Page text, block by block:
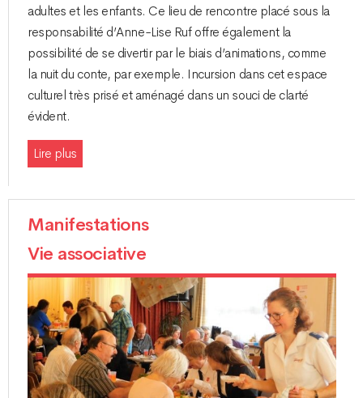
adultes et les enfants. Ce lieu de rencontre placé sous la
responsabilité d’Anne-Lise Ruf offre également la
possibilité de se divertir par le biais d’animations, comme
la nuit du conte, par exemple. Incursion dans cet espace
culturel très prisé et aménagé dans un souci de clarté
évident.
Lire plus
Manifestations
Vie associative